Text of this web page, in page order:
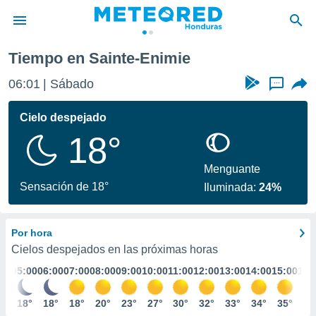
de
ha sido
calidad.
a este
las
y
digital
basada
Tiempo en Sainte-Enimie
06:01 Sábado ...
Cielo despejado
18°
Sensación de 18°
Menguante
Iluminada:24%
Por hora
Cielos despejados en las próximas horas
05:00
18°
06:00
18°
07:00
18°
08:00
20°
09:00
23°
10:00
27°
11:00
30°
12:00
32°
13:00
33°
14:00
34°
15:00
35°